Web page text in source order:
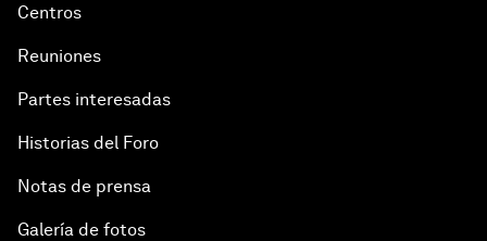
Centros
Reuniones
Partes interesadas
Historias del Foro
Notas de prensa
Galería de fotos